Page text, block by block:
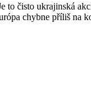
čisto ukrajinská
chybne příliš na